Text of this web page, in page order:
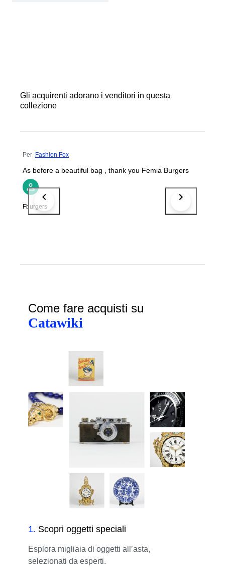
Gli acquirenti adorano i venditori in questa
collezione
Per Fashion Fox
As before a beautiful bag , thank you Femia Burgers
Fburgers
Come fare acquisti su
Catawiki
1. Scopri oggetti speciali
Esplora migliaia di oggetti all’asta,
selezionati da esperti.